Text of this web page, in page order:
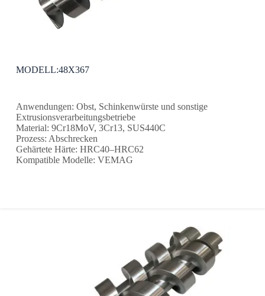
MODELL:48X367
Anwendungen: Obst, Schinkenwürste und sonstige
Extrusionsverarbeitungsbetriebe
Material: 9Cr18MoV, 3Cr13, SUS440C
Prozess: Abschrecken
Gehärtete Härte: HRC40–HRC62
Kompatible Modelle: VEMAG